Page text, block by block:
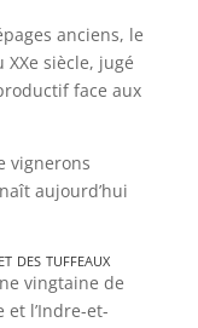
anciens, le
siècle, jugé
face aux
vignerons
aujourd’hui
des tuffeaux
vingtaine de
l’Indre-et-